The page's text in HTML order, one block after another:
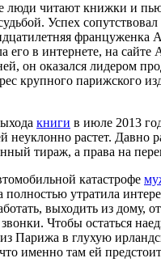
люди читают книжки и
Успех
француженка
его в интернете, на сайте
он оказался лидером
крупного парижского
книги в июле 2013
неуклонно растет. Давно
тираж, а права на
катастрофе
полностью утратила
выходить из дому,
Чтобы остаться
из Парижа в глухую
именно там ей